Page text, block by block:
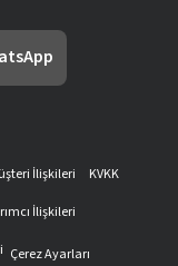
İlişkileri
KVKK
İlişkileri
Çerez Ayarları